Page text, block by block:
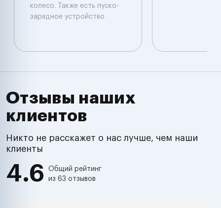
колесо. Также есть пуско-
зарядное устройство
Отзывы наших
клиентов
Никто не расскажет о нас лучше, чем наши
клиенты
4.6
Общий рейтинг
из 63 отзывов